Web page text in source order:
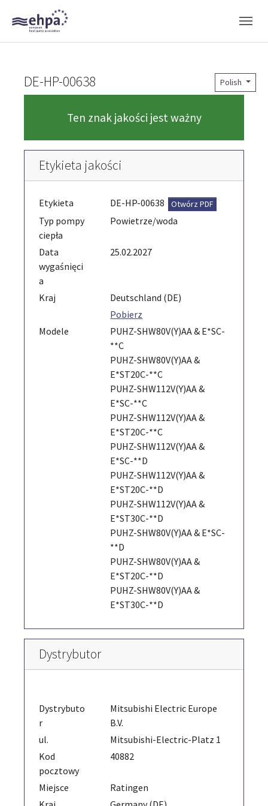
Skip to main navigation
Skip to main content
Skip to page footer
Polish
DE-HP-00638
Ten znak jakości jest ważny
Etykieta jakości
Etykieta DE-HP-00638 Otwórz PDF
Typ pompy
ciepła
Powietrze/woda
Data
wygaśnięci
a
25.02.2027
Kraj
Deutschland (DE)
Pobierz
Modele
PUHZ-SHW80V(Y)AA & E*SC-
**C
PUHZ-SHW80V(Y)AA &
E*ST20C-**C
PUHZ-SHW112V(Y)AA &
E*SC-**C
PUHZ-SHW112V(Y)AA &
E*ST20C-**C
PUHZ-SHW112V(Y)AA &
E*SC-**D
PUHZ-SHW112V(Y)AA &
E*ST20C-**D
PUHZ-SHW112V(Y)AA &
E*ST30C-**D
PUHZ-SHW80V(Y)AA & E*SC-
**D
PUHZ-SHW80V(Y)AA &
E*ST20C-**D
PUHZ-SHW80V(Y)AA &
E*ST30C-**D
Dystrybutor
Dystrybuto
r
Mitsubishi Electric Europe
B.V.
ul.
Mitsubishi-Electric-Platz 1
Kod
pocztowy
40882
Miejsce
Ratingen